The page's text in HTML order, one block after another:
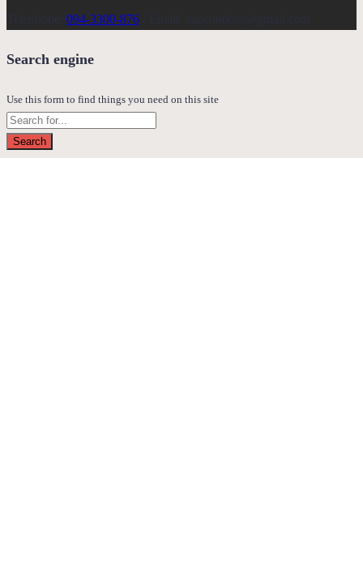
2,390.00 ฿.1,750.00 ฿.
Telephone: 094-3300-876 / Email: zapcondom@gmail.com
Search engine
Use this form to find things you need on this site
Search